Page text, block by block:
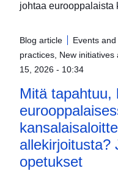
johtaa eurooppalaista
Blog article
Events
practices, New initiatives
15, 2026 - 10:34
Mitä tapahtuu,
allekirjoitusta?
opetukset